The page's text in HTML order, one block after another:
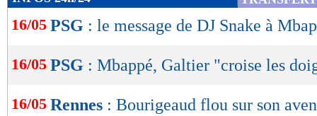
de
lecture
OK
16/05 PSG : le message de DJ Snake à
16/05 PSG : Mbappé, Galtier "croise les
16/05 Rennes : Bourigeaud flou sur son